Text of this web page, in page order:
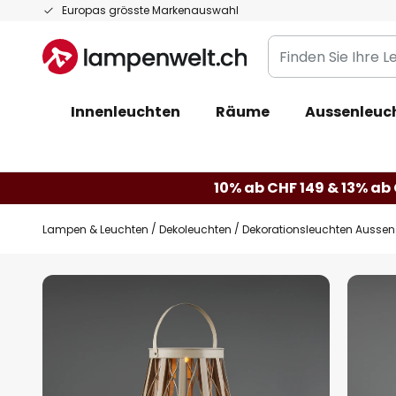
Europas grösste Markenauswahl
Zum
springen
Finden
Sie
Leuchte...
Innenleuchten Räume
10% ab CHF 149 & 13%
Lampen & Leuchten Dekoleuchten Dekorationsleuchten Aussen
Zum